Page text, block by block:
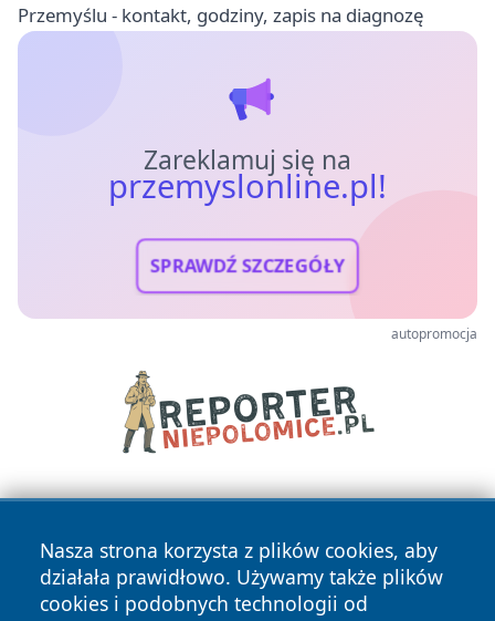
Przemyślu - kontakt, godziny, zapis na diagnozę
Zareklamuj się na
przemyslonline.pl!
SPRAWDŹ SZCZEGÓŁY
autopromocja
Nasza strona korzysta z plików cookies, aby
działała prawidłowo. Używamy także plików
cookies i podobnych technologii od